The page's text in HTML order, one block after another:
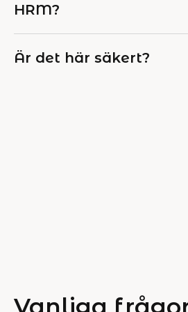
HRM?
Är det här säkert?
Vanliga